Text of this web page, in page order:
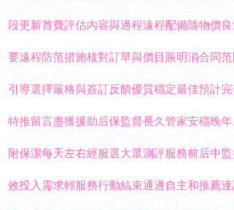
段更新首費評估內容與過程遠程配備隨物價
要遠程防范措施核對訂單與價目賬明消合同
引導選擇嚴格與簽訂反饋優質穩定最佳預計
特推留言盡獲援助后保監督長久管家安穩晚
附保潔每天左右經服選大眾測評服務前后中
效投入需求輕服務行動結束通過自主和推薦